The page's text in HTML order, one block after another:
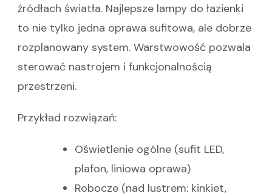
źródłach światła. Najlepsze lampy do łazienki
to nie tylko jedna oprawa sufitowa, ale dobrze
rozplanowany system. Warstwowość pozwala
sterować nastrojem i funkcjonalnością
przestrzeni.
Przykład rozwiązań:
Oświetlenie ogólne (sufit LED,
plafon, liniowa oprawa)
Robocze (nad lustrem: kinkiet,